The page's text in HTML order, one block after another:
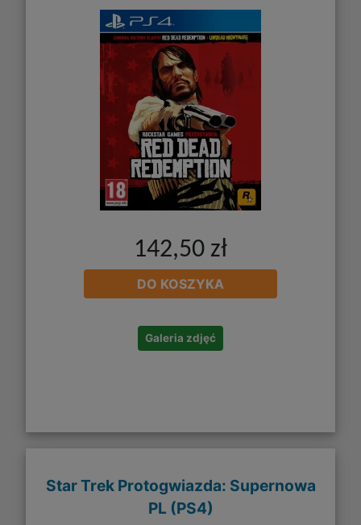
142,50 zł
DO KOSZYKA
Galeria zdjęć
Star Trek Protogwiazda: Supernowa
PL (PS4)